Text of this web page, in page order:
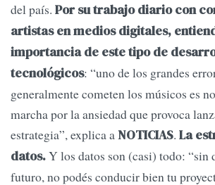
del país. Por su trabajo diario con
artistas en medios digitales,
importancia de este tipo de
tecnológicos: “uno de los grandes
generalmente cometen los músicos es
marcha por la ansiedad que provoca
estrategia”, explica aNOTICIAS. La
datos.Y los datos son (casi) todo: “sin
futuro, no podés conducir bien tu